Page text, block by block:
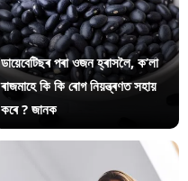
ডায়েবেটিছৰ পৰা ওজন হ্ৰাসলৈ, ক’লা
ৰাজমাহে কি কি ৰোগ নিয়ন্ত্ৰণত সহায়
কৰে ? জানক